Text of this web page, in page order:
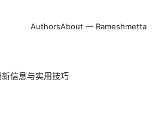
AuthorsAbout — Rameshmetta
信息与实用技巧